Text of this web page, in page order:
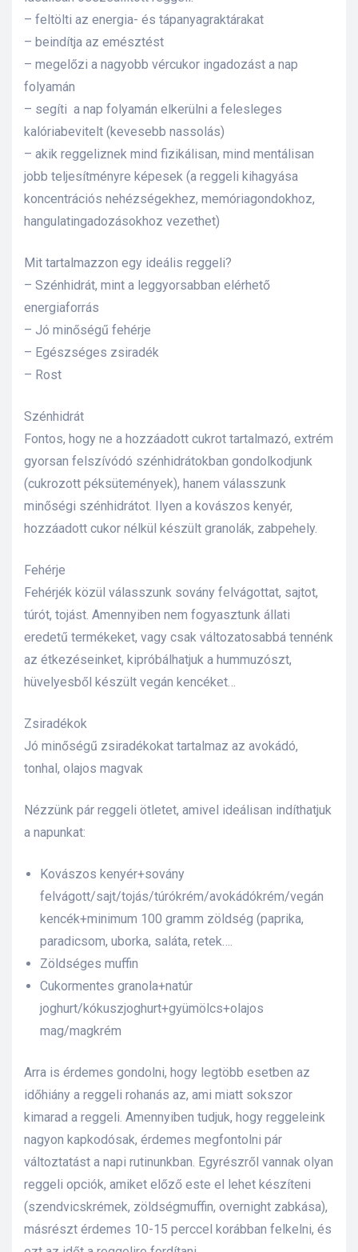
– feltölti az energia- és tápanyagraktárakat
– beindítja az emésztést
– megelőzi a nagyobb vércukor ingadozást a nap
folyamán
– segíti a nap folyamán elkerülni a felesleges
kalóriabevitelt (kevesebb nassolás)
– akik reggeliznek mind fizikálisan, mind mentálisan
jobb teljesítményre képesek (a reggeli kihagyása
koncentrációs nehézségekhez, memóriagondokhoz,
hangulatingadozásokhoz vezethet)
Mit tartalmazzon egy ideális reggeli?
– Szénhidrát, mint a leggyorsabban elérhető
energiaforrás
– Jó minőségű fehérje
– Egészséges zsiradék
– Rost
Szénhidrát
Fontos, hogy ne a hozzáadott cukrot tartalmazó, extrém
gyorsan felszívódó szénhidrátokban gondolkodjunk
(cukrozott péksütemények), hanem válasszunk
minőségi szénhidrátot. Ilyen a kovászos kenyér,
hozzáadott cukor nélkül készült granolák, zabpehely.
Fehérje
Fehérjék közül válasszunk sovány felvágottat, sajtot,
túrót, tojást. Amennyiben nem fogyasztunk állati
eredetű termékeket, vagy csak változatosabbá tennénk
az étkezéseinket, kipróbálhatjuk a hummuzószt,
hüvelyesből készült vegán kencéket…
Zsiradékok
Jó minőségű zsiradékokat tartalmaz az avokádó,
tonhal, olajos magvak
Nézzünk pár reggeli ötletet, amivel ideálisan indíthatjuk
a napunkat:
Kovászos kenyér+sovány
felvágott/sajt/tojás/túrókrém/avokádókrém/vegán
kencék+minimum 100 gramm zöldség (paprika,
paradicsom, uborka, saláta, retek….
Zöldséges muffin
Cukormentes granola+natúr
joghurt/kókuszjoghurt+gyümölcs+olajos
mag/magkrém
Arra is érdemes gondolni, hogy legtöbb esetben az
időhiány a reggeli rohanás az, ami miatt sokszor
kimarad a reggeli. Amennyiben tudjuk, hogy reggeleink
nagyon kapkodósak, érdemes megfontolni pár
változtatást a napi rutinunkban. Egyrészről vannak olyan
reggeli opciók, amiket előző este el lehet készíteni
(szendvicskrémek, zöldségmuffin, overnight zabkása),
másrészt érdemes 10-15 perccel korábban felkelni, és
és E-